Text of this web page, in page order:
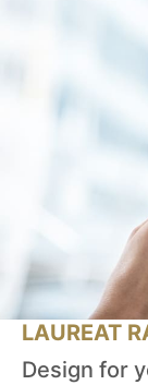
LAUREAT
Design for